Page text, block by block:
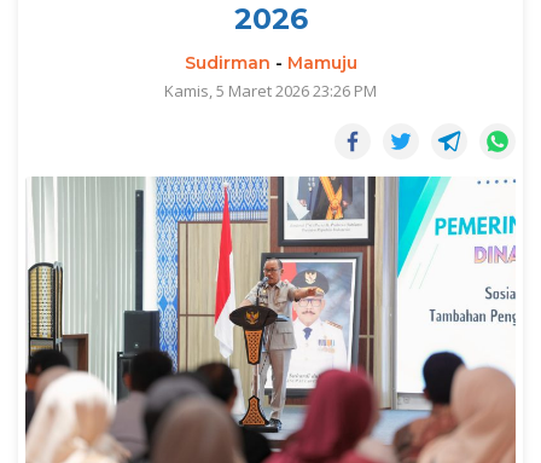
2026
Sudirman - Mamuju
Kamis, 5 Maret 2026 23:26 PM